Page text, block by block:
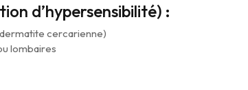
d’hypersensibilité) :
cercarienne)
lombaires